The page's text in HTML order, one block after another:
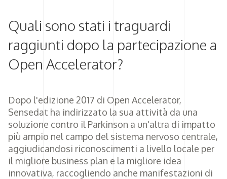
Quali sono stati i traguardi
raggiunti dopo la partecipazione a
Open Accelerator?
Dopo l'edizione 2017 di Open Accelerator,
Sensedat ha indirizzato la sua attività da una
soluzione contro il Parkinson a un'altra di impatto
più ampio nel campo del sistema nervoso centrale,
aggiudicandosi riconoscimenti a livello locale per
il migliore business plan e la migliore idea
innovativa, raccogliendo anche manifestazioni di